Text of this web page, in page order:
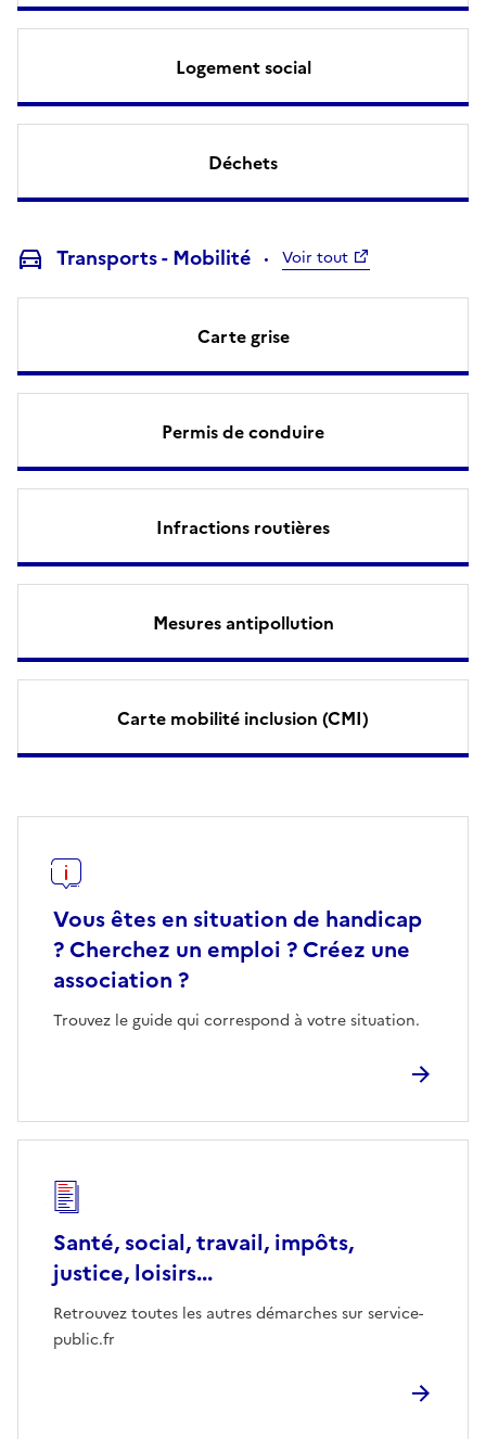
Logement social
Déchets
Transports - Mobilité Voir tout
Carte grise
Permis de conduire
Infractions routières
Mesures antipollution
Carte mobilité inclusion (CMI)
Vous êtes en situation de handicap
? Cherchez un emploi ? Créez une
association ?
Trouvez le guide qui correspond à votre situation.
Santé, social, travail, impôts,
justice, loisirs...
Retrouvez toutes les autres démarches sur service-
public.fr